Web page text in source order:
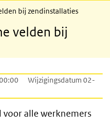
bij zendinstallaties
velden bij
Wijzigingsdatum 02-
voor alle werknemers